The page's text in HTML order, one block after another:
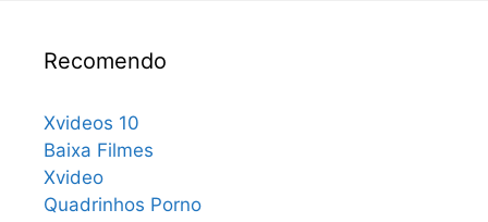
Recomendo
Xvideos 10
Baixa Filmes
Xvideo
Quadrinhos Porno